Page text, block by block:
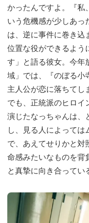
かったんですよ。『私
いう危機感が少しあっ
は、逆に事件に巻き込
位置な役ができるよう
す」と語る彼女。今年
域」では、『のぼる小
主人公が恋に落ちてし
でも、正統派のヒロイ
演じたなっちゃんは、
し、見る人によって
で、あえてせりかと対
命感みたいなものを背
と真摯に向き合ってい